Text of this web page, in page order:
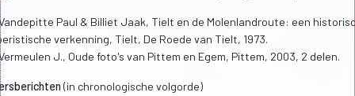
Paul & Billiet Jaak, Tielt en de Molenlandroute: een
verkenning, Tielt, De Roede van Tielt, 1973.
J., Oude foto's van Pittem en Egem, Pittem, 2003, 2 delen.
(in chronologische volgorde)